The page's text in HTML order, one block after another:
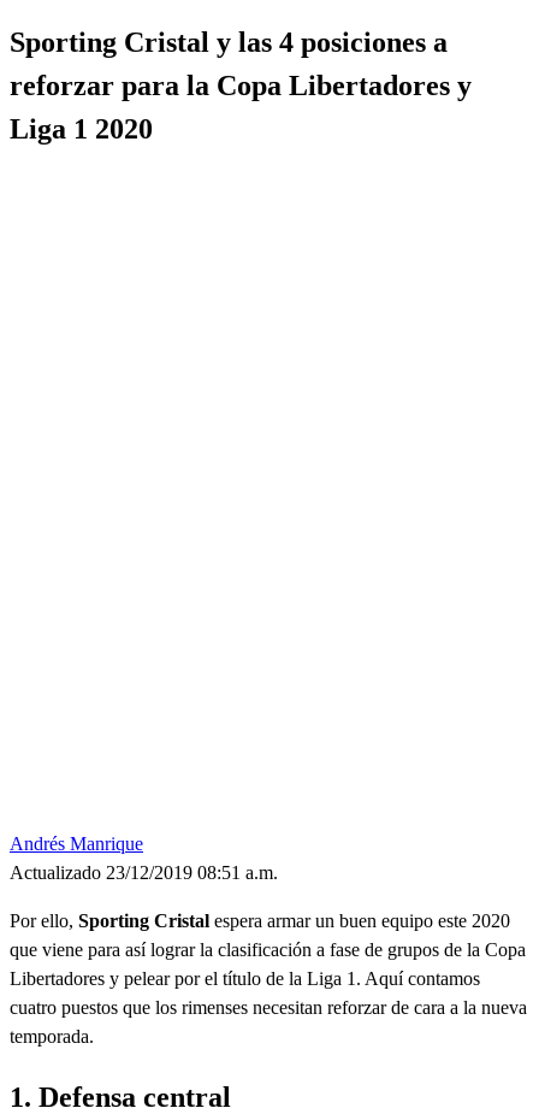
Sporting Cristal y las 4 posiciones a
reforzar para la Copa Libertadores y
Liga 1 2020
Andrés Manrique
Actualizado 23/12/2019 08:51 a.m.
Por ello, Sporting Cristal espera armar un buen equipo este 2020
que viene para así lograr la clasificación a fase de grupos de la Copa
Libertadores y pelear por el título de la Liga 1. Aquí contamos
cuatro puestos que los rimenses necesitan reforzar de cara a la nueva
temporada.
1. Defensa central